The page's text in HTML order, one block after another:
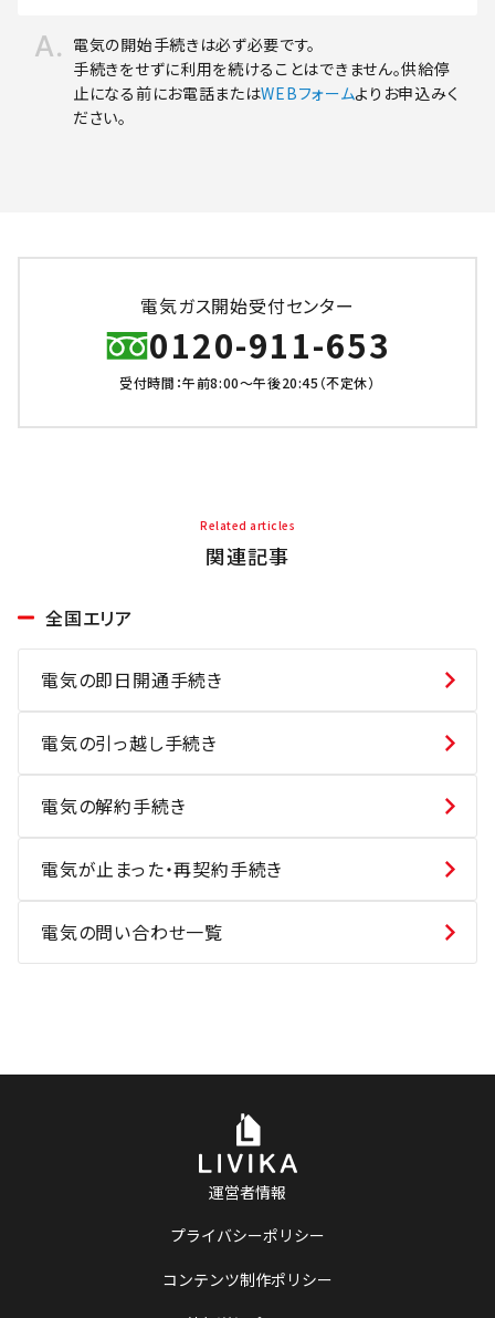
電気の開始手続きは必ず必要です。
手続きをせずに利用を続けることはできません。供給停
止になる前にお電話またはWEBフォームよりお申込みく
ださい。
電気ガス開始受付センター
0120-911-653
受付時間：午前8:00～午後20:45（不定休）
Related articles
関連記事
全国エリア
電気の即日開通手続き
電気の引っ越し手続き
電気の解約手続き
電気が止まった・再契約手続き
電気の問い合わせ一覧
運営者情報
プライバシーポリシー
コンテンツ制作ポリシー